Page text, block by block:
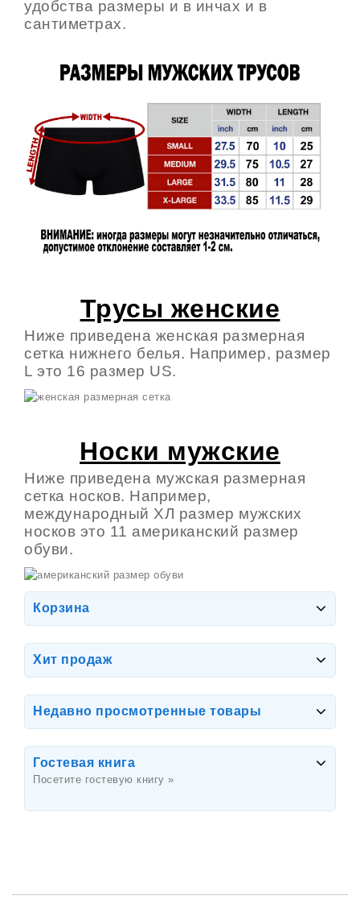
удобства размеры и в инчах и в
сантиметрах.
Трусы женские
Ниже приведена женская размерная
сетка нижнего белья. Например, размер
L это 16 размер US.
Носки мужские
Ниже приведена мужская размерная
сетка носков. Например,
международный ХЛ размер мужских
носков это 11 американский размер
обуви.
Корзина
Хит продаж
Недавно просмотренные товары
Гостевая книга
Посетите гостевую книгу »